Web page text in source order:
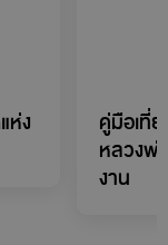
ห่ง
คู่มือเที่
หลวงพ่
งาน